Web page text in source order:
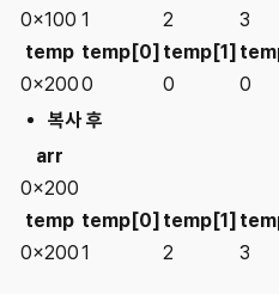
0x100 1 2
3
temp temp[0] temp[1]
0x2000 0 0
복사 후
arr
0x200
temp temp[0] temp[1]
0x2001 2 3